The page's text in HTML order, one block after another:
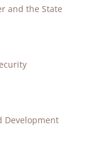
and the State
Development